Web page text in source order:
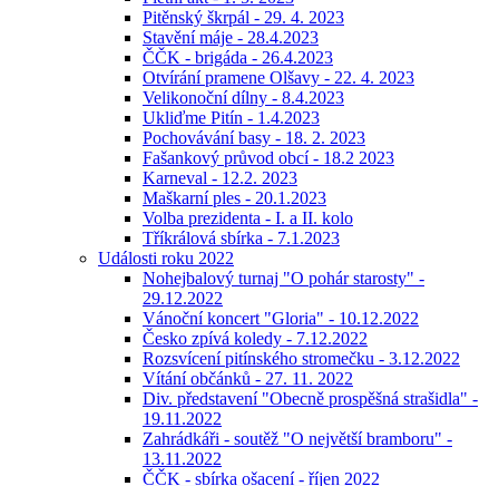
Pitěnský škrpál - 29. 4. 2023
Stavění máje - 28.4.2023
ČČK - brigáda - 26.4.2023
Otvírání pramene Olšavy - 22. 4. 2023
Velikonoční dílny - 8.4.2023
Ukliďme Pitín - 1.4.2023
Pochovávání basy - 18. 2. 2023
Fašankový průvod obcí - 18.2 2023
Karneval - 12.2. 2023
Maškarní ples - 20.1.2023
Volba prezidenta - I. a II. kolo
Tříkrálová sbírka - 7.1.2023
Události roku 2022
Nohejbalový turnaj "O pohár starosty" -
29.12.2022
Vánoční koncert "Gloria" - 10.12.2022
Česko zpívá koledy - 7.12.2022
Rozsvícení pitínského stromečku - 3.12.2022
Vítání občánků - 27. 11. 2022
Div. představení "Obecně prospěšná strašidla" -
19.11.2022
Zahrádkáři - soutěž "O největší bramboru" -
13.11.2022
ČČK - sbírka ošacení - říjen 2022